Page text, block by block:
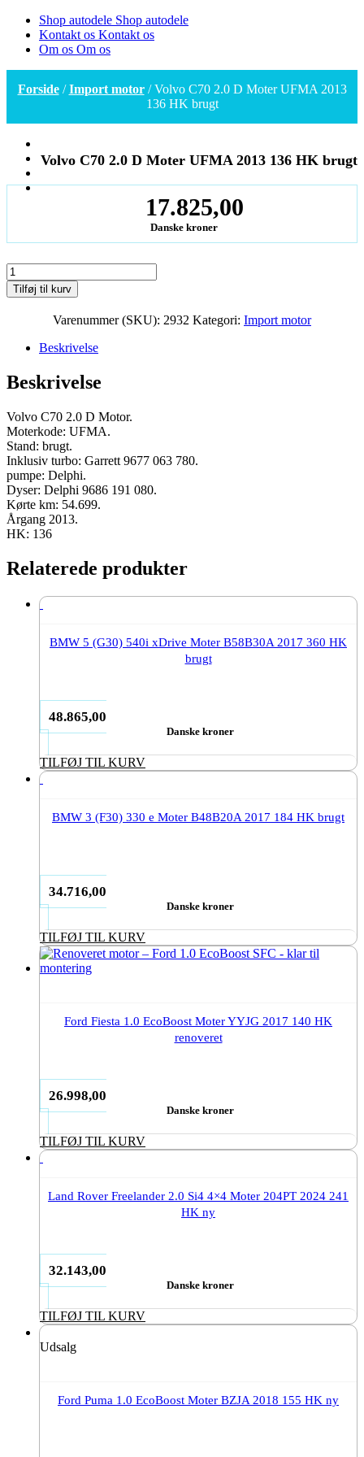
Shop autodele Shop autodele
Kontakt os Kontakt os
Om os Om os
Forside/Import motor/ Volvo C70 2.0 D Moter UFMA 2013
136 HK brugt
Volvo C70 2.0 D Moter UFMA 2013 136 HK brugt
17.825,00
Danske kroner
Volvo
C70
2.0
UFMA
HK
antal
Tilføj til kurv
Varenummer (SKU): 2932 Kategori: Import motor
Beskrivelse
Beskrivelse
Volvo C70 2.0 D Motor.
Moterkode: UFMA.
Stand: brugt.
Inklusiv turbo: Garrett 9677 063 780.
pumpe: Delphi.
Dyser: Delphi 9686 191 080.
Kørte km: 54.699.
Årgang 2013.
HK: 136
Relaterede produkter
BMW 5 (G30) 540i xDrive Moter B58B30A 2017 360 HK
brugt
48.865,00
Danske kroner
TILFØJ TIL KURV
BMW 3 (F30) 330 e Moter B48B20A 2017 184 HK brugt
34.716,00
Danske kroner
TILFØJ TIL KURV
Ford Fiesta 1.0 EcoBoost Moter YYJG 2017 140 HK
renoveret
26.998,00
Danske kroner
TILFØJ TIL KURV
Land Rover Freelander 2.0 Si4 4×4 Moter 204PT 2024 241
HK ny
32.143,00
Danske kroner
TILFØJ TIL KURV
Udsalg
Ford Puma 1.0 EcoBoost Moter BZJA 2018 155 HK ny